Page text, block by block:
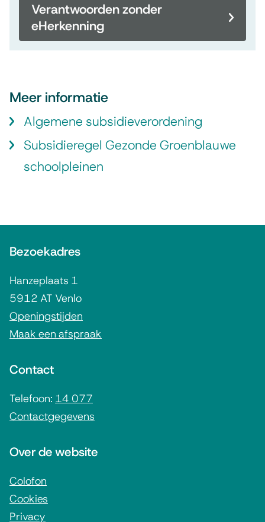
Verantwoorden zonder
eHerkenning
Meer informatie
Algemene subsidieverordening
Subsidieregel Gezonde Groenblauwe
schoolpleinen
m
m
Bezoekadres
Hanzeplaats 1
5912 AT Venlo
Openingstijden
Maak een afspraak
Contact
Telefoon: 14 077
Contactgegevens
Over de website
Colofon
Cookies
Privacy